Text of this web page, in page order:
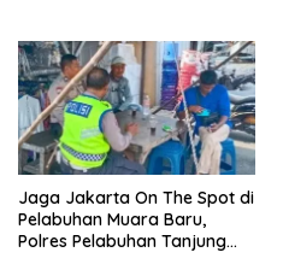
Jaga Jakarta On The Spot di
Pelabuhan Muara Baru,
Polres Pelabuhan Tanjung